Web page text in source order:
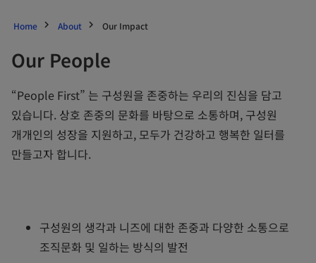
Home About Our Impact
Our People
“People First” 는 구성원을 존중하는 우리의 진심을 담고
있습니다. 상호 존중의 문화를 바탕으로 소통하며, 구성원
개개인의 성장을 지원하고, 모두가 건강하고 행복한 일터를
만들고자 합니다.
구성원의 생각과 니즈에 대한 존중과 다양한 소통으로
조직문화 및 일하는 방식의 발전